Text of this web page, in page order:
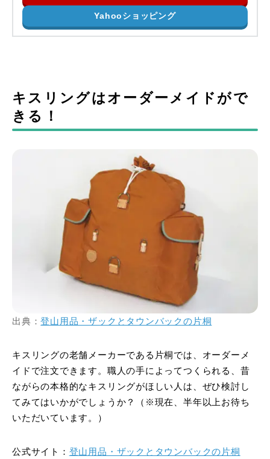
Yahooショッピング
キスリングはオーダーメイドがで
きる！
出典：登山用品・ザックとタウンバックの片桐
キスリングの老舗メーカーである片桐では、オーダーメ
イドで注文できます。職人の手によってつくられる、昔
ながらの本格的なキスリングがほしい人は、ぜひ検討し
てみてはいかがでしょうか？（※現在、半年以上お待ち
いただいています。）
公式サイト： 登山用品・ザックとタウンバックの片桐